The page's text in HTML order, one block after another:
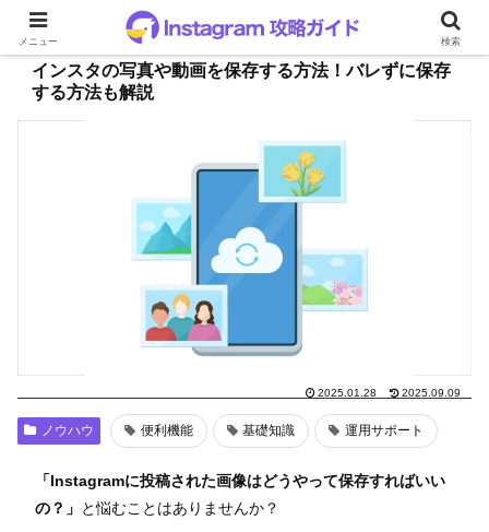
インスタの写真や動画を保存する方法！バレずに保存
する方法も解説
2025.01.28 2025.09.09
ノウハウ 便利機能 基礎知識 運用サポート
「Instagramに投稿された画像はどうやって保存すればいい
の？」 と悩むことはありませんか？
メニュー 検索